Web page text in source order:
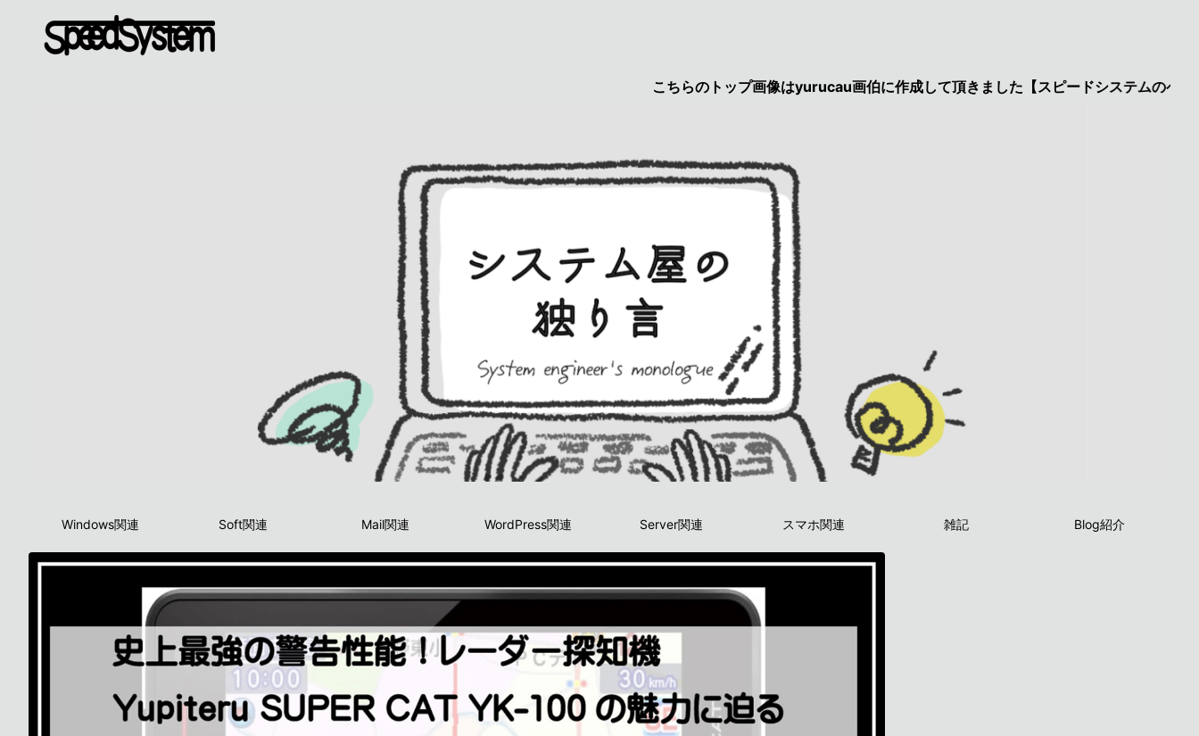
こちらのトップ画像はyurucau画伯に作成して頂きました【スピードシステムのページを見た
Windows関連 Soft関連 Mail関連 WordPress関連 Server関連 スマホ関連 雑記 Blog紹介